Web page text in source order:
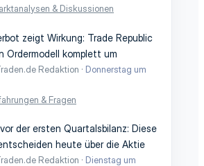
& Diskussionen
zeigt Wirkung: Trade Republic
Ordermodell komplett um
Redaktion
Donnerstag um
& Fragen
der ersten Quartalsbilanz: Diese
heute über die Aktie
Redaktion
Dienstag um